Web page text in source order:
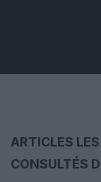
ARTICLES
CONSULTÉS